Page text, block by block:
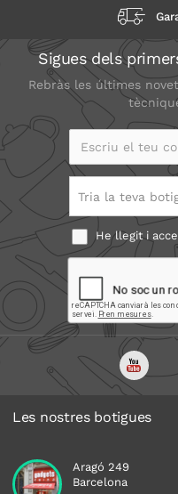
Sigues dels
Rebràs les últimes
Escriu el teu
Tria la teva botiga
He llegit i
Les nostres botigues
Aragó 249
Barcelona